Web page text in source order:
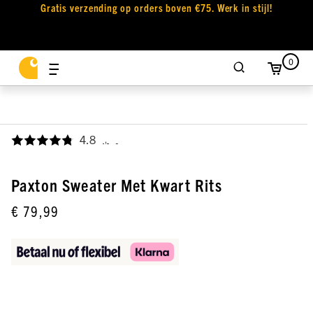
Gratis verzending op orders boven €75. Werk in stijl!
0
4.8 ,
Paxton Sweater Met Kwart Rits
€ 79,99